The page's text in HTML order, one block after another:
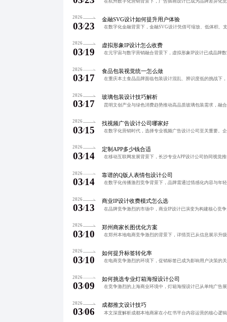
2026
03/23
金融SVG设计如何提升用户体验
2026
03/19
虚拟形象IP设计怎么收费
2026
03/17
食品包装视觉统一怎么做
2026
03/17
玻璃包装设计技巧解析
2026
03/15
找视频广告设计公司哪家好
2026
03/14
定制APP多少钱合适
2026
03/14
靠谱的Q版人表情包设计公司
2026
03/13
商业IP设计收费模式怎么选
2026
03/10
郑州商家长图优化方案
2026
03/10
如何提升标签转化率
2026
03/09
如何挑选专业灯箱海报设计公司
2026
03/06
成都推文设计技巧